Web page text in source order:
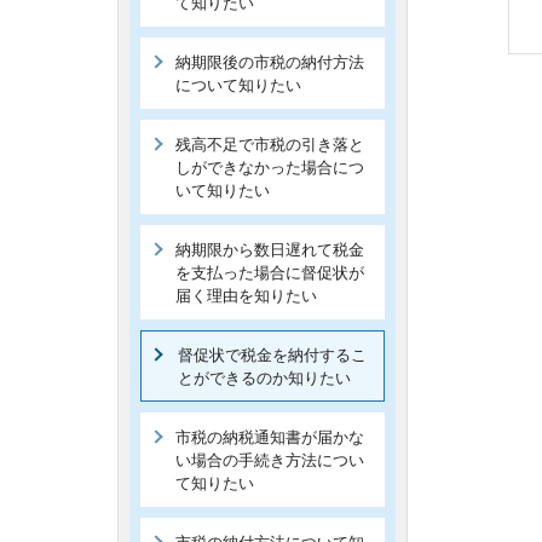
納期限後の市税の納付方法
について知りたい
残高不足で市税の引き落と
しができなかった場合につ
いて知りたい
納期限から数日遅れて税金
を支払った場合に督促状が
届く理由を知りたい
督促状で税金を納付するこ
とができるのか知りたい
市税の納税通知書が届かな
い場合の手続き方法につい
て知りたい